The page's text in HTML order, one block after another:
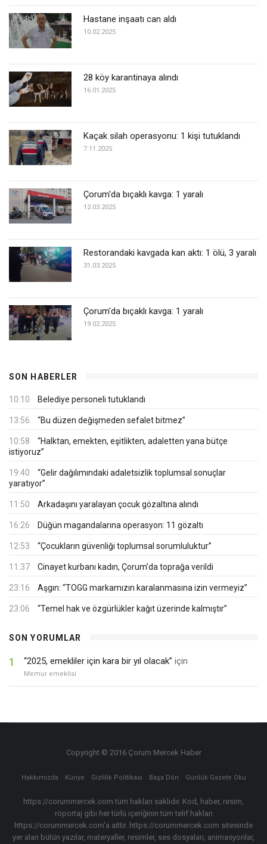
Hastane inşaatı can aldı
10.02.2025
28 köy karantinaya alındı
16.01.2025
Kaçak silah operasyonu: 1 kişi tutuklandı
7.11.2025
Çorum'da bıçaklı kavga: 1 yaralı
12.03.2025
Restorandaki kavgada kan aktı: 1 ölü, 3 yaralı
31.03.2025
Çorum'da bıçaklı kavga: 1 yaralı
19.02.2025
SON HABERLER
10:10 Belediye personeli tutuklandı
13:56 “Bu düzen değişmeden sefalet bitmez”
10:58
“Halktan, emekten, eşitlikten, adaletten yana bütçe
istiyoruz”
19:40
“Gelir dağılımındaki adaletsizlik toplumsal sonuçlar
yaratıyor”
11:50 Arkadaşını yaralayan çocuk gözaltına alındı
16:26 Düğün magandalarına operasyon: 11 gözaltı
12:53 “Çocukların güvenliği toplumsal sorumluluktur”
11:37 Cinayet kurbanı kadın, Çorum’da toprağa verildi
23:16 Aşgın: “TOGG markamızın karalanmasına izin vermeyiz”
23:06 “Temel hak ve özgürlükler kağıt üzerinde kalmıştır”
SON YORUMLAR
1 “2025, emekliler için kara bir yıl olacak” için
Memur emeklisi
Copyright © 2016 Çorum Mercek Haber
Hakkımızda Künye Gizlilik Politikası Başa Dön Günlük Gazete Oku
https://corummercek.com tüm hakları saklıdır. Kod, haber, resim,
röportaj gibi her türlü içeriğinin tüm telif hakları
https://corummercek.com'a aittir. https://corummercek.com sitesinde
yer alan bütün yazılar, materyaller, resimler, ses dosyaları, animasyonlar,